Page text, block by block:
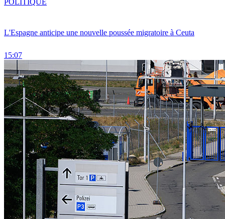
L'Espagne anticipe une nouvelle poussée migratoire à Ceuta
15:07
POLITIQUE